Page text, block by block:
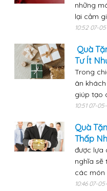
những
lại cảm
10:52 07-
Quà
Tư Ít
Trong
ân
giúp tạo
10:51 07-
Quà
Thấp
được lựa
nghĩa sẽ
các món
10:46 07-